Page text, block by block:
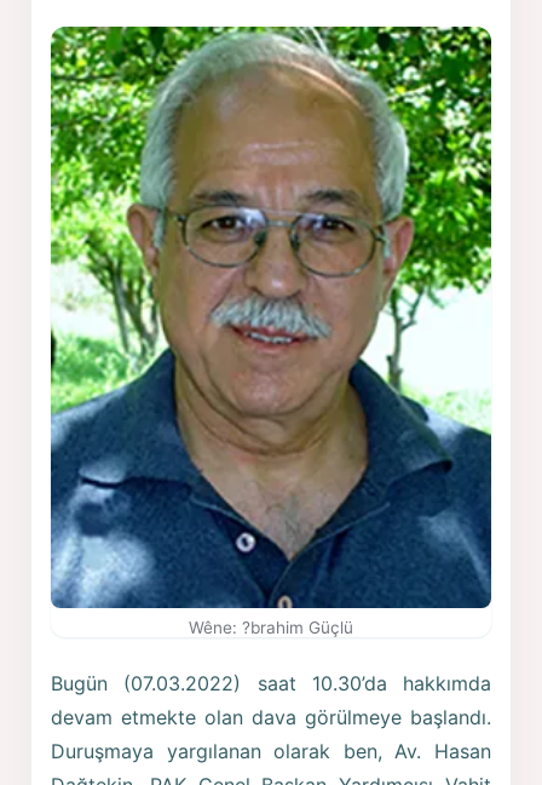
Wêne: ?brahim Güçlü
Bugün (07.03.2022) saat 10.30’da hakkımda
devam etmekte olan dava görülmeye başlandı.
Duruşmaya yargılanan olarak ben, Av. Hasan